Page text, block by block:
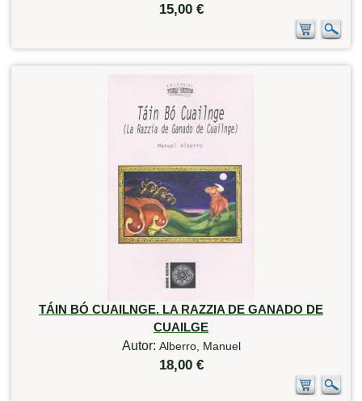
15,00 €
TÁIN BÓ CUAILNGE. LA RAZZIA DE GANADO DE
CUAILGE
Autor: Alberro, Manuel
18,00 €